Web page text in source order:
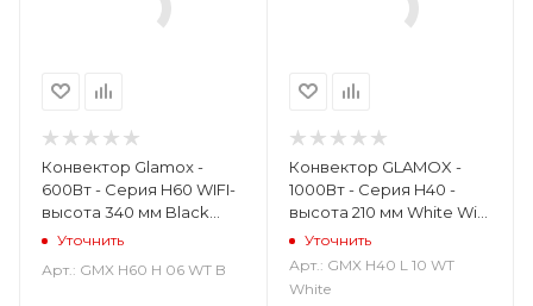
Конвектор Glamox -
600Вт - Серия H60 WIFI-
высота 340 мм Black
WiFi (GMX H60 H 06 WT B)
Уточнить
Арт.: GMX H60 H 06 WT B
Конвектор GLAMOX -
1000Вт - Серия H40 -
высота 210 мм White WiFi
(GMX H40 L 10 WT White)
Уточнить
Арт.: GMX H40 L 10 WT
White